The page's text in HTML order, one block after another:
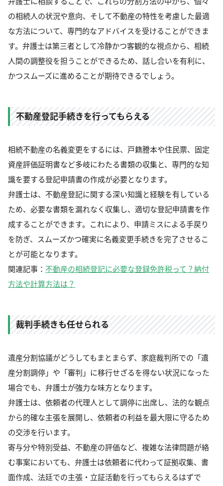
の相続人の状況や意向、そして不動産の特性を考慮した最適
な方法について、専門的なアドバイスを受けることができま
す。弁護士は第三者として冷静かつ客観的な視点から、相続
人間の調整役を担うことができるため、話し合いを有利に、
かつスムーズに進めることが期待できるでしょう。
不動産登記手続きを行ってもらえる
相続不動産の名義変更をするには、戸籍謄本や住民票、固定
資産評価証明書など多岐にわたる書類の収集と、専門的な知
識を要する登記申請書の作成が必要となります。
弁護士は、不動産登記に関する深い知識と経験を有している
ため、必要な書類を漏れなく収集し、適切な登記申請書を作
成することができます。これにより、申請ミスによる手戻り
を防ぎ、スムーズかつ確実に名義変更手続きを完了させるこ
とが可能となります。
関連記事： 不動産の相続登記に必要な登録免許税って？納付
方法や計算方法は？
裁判手続きも任せられる
遺産分割協議がどうしてもまとまらず、家庭裁判所での「遺
産分割調停」や「審判」に移行せざるを得ない状況になった
場合でも、弁護士が強力な味方となります。
弁護士は、依頼者の代理人として調停に出席し、法的な観点
から的確な主張を展開し、依頼者の利益を最大限に守るため
の交渉を行います。
寄与分や特別受益、不動産の評価など、複雑な法律問題が絡
む事案においても、弁護士は依頼者に代わって証拠収集、書
面作成、法廷での主張・立証活動を行ってもらえるはずで